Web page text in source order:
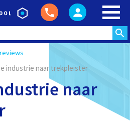
industrie naar trekpleister
naar